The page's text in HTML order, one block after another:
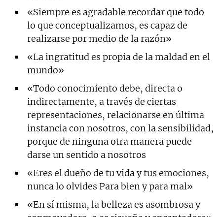
«Siempre es agradable recordar que todo
lo que conceptualizamos, es capaz de
realizarse por medio de la razón»
«La ingratitud es propia de la maldad en el
mundo»
«Todo conocimiento debe, directa o
indirectamente, a través de ciertas
representaciones, relacionarse en última
instancia con nosotros, con la sensibilidad,
porque de ninguna otra manera puede
darse un sentido a nosotros
«Eres el dueño de tu vida y tus emociones,
nunca lo olvides Para bien y para mal»
«En sí misma, la belleza es asombrosa y